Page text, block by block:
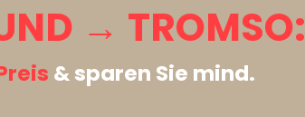
→ TROMSO:
& sparen Sie mind.